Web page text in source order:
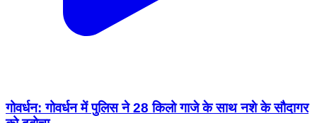
गोवर्धन: गोवर्धन में पुलिस ने 28 किलो गाजे के साथ नशे के सौदागर